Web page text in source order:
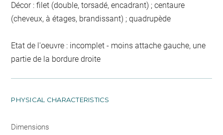
Décor : filet (double, torsadé, encadrant) ; centaure
(cheveux, à étages, brandissant) ; quadrupède
Etat de l'oeuvre : incomplet - moins attache gauche, une
partie de la bordure droite
PHYSICAL CHARACTERISTICS
Dimensions